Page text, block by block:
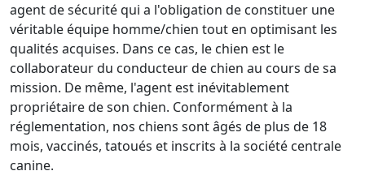
agent de sécurité qui a l'obligation de constituer une
véritable équipe homme/chien tout en optimisant les
qualités acquises. Dans ce cas, le chien est le
collaborateur du conducteur de chien au cours de sa
mission. De même, l'agent est inévitablement
propriétaire de son chien. Conformément à la
réglementation, nos chiens sont âgés de plus de 18
mois, vaccinés, tatoués et inscrits à la société centrale
canine.